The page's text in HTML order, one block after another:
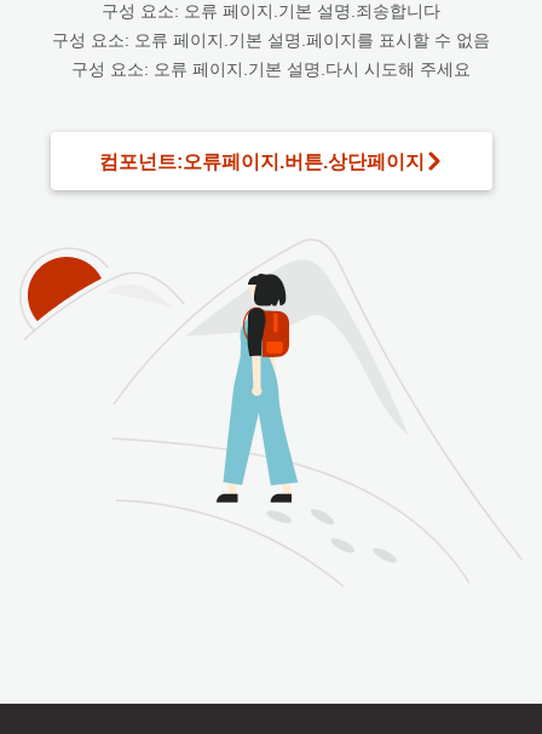
구성 요소: 오류 페이지.기본 설명.죄송합니다
구성 요소: 오류 페이지.기본 설명.페이지를 표시할 수 없음
구성 요소: 오류 페이지.기본 설명.다시 시도해 주세요
컴포넌트:오류페이지.버튼.상단페이지